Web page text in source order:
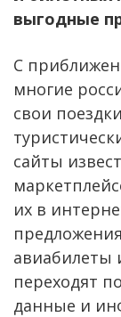
выгодные
С
многие
свои
сайты
их в
авиабилеты
переходят
данные и